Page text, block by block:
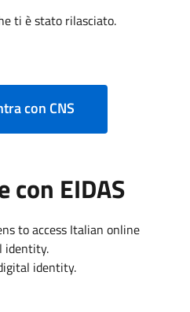
ti è stato rilasciato.
con CNS
EIDAS
to access Italian online
identity.
identity.